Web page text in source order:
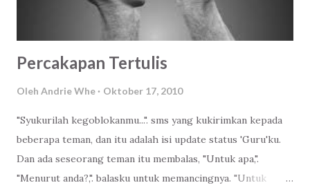
Percakapan Tertulis
Oleh Andrie Whe Oktober 17, 2010
"Syukurilah kegoblokanmu...". sms yang kukirimkan kepada
beberapa teman, dan itu adalah isi update status 'Guru'ku.
Dan ada seseorang teman itu membalas, "Untuk apa,".
"Menurut anda?,". balasku untuk memancingnya. "Untuk